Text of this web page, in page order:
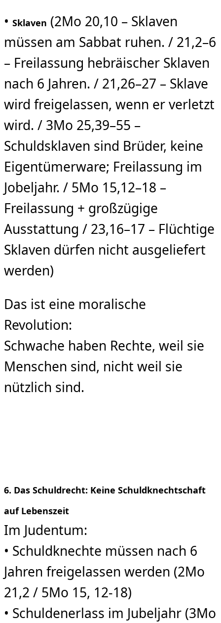
• Sklaven (2Mo 20,10 – Sklaven
müssen am Sabbat ruhen. / 21,2–6
– Freilassung hebräischer Sklaven
nach 6 Jahren. / 21,26–27 – Sklave
wird freigelassen, wenn er verletzt
wird. / 3Mo 25,39–55 –
Schuldsklaven sind Brüder, keine
Eigentümerware; Freilassung im
Jobeljahr. / 5Mo 15,12–18 –
Freilassung + großzügige
Ausstattung / 23,16–17 – Flüchtige
Sklaven dürfen nicht ausgeliefert
werden)
Das ist eine moralische
Revolution:
Schwache haben Rechte, weil sie
Menschen sind, nicht weil sie
nützlich sind.
6. Das Schuldrecht: Keine Schuldknechtschaft
auf Lebenszeit
Im Judentum:
• Schuldknechte müssen nach 6
Jahren freigelassen werden (2Mo
21,2 / 5Mo 15, 12-18)
• Schuldenerlass im Jubeljahr (3Mo